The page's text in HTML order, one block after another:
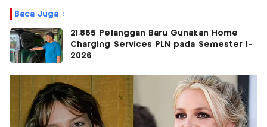
Baca Juga :
21.865 Pelanggan Baru Gunakan Home
Charging Services PLN pada Semester I-
2026